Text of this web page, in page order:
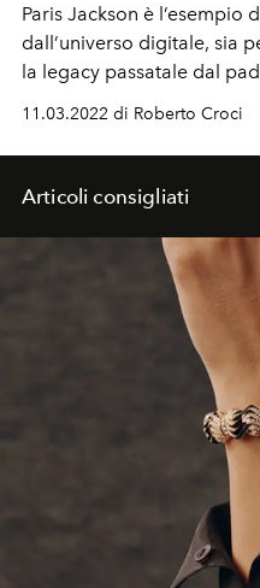
Paris Jackson è
dall’universo digitale, sia
la legacy passatale dal
che l’hanno catapultata di
11.03.2022 di Roberto Croci
Articoli consigliati